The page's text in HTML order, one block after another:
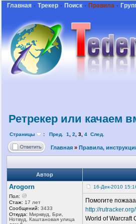
Главная · Трекер · Поиск · Правила ·
Ретрекер или качаем
Страницы : Пред. 1, 2, 3, 4 След.
Главная » Правила,
Автор
Arogorn
Пол:
Стаж: 17 лет
Сообщений: 3433
Откуда: Мирквуд, Бри,
Нотвуд, Каштановая улица
16-Дек-2010
Помогите
http://
World of Warcraft